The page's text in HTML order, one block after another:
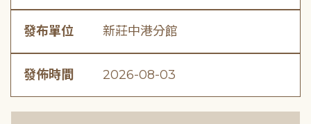
發布單位 新莊中港分館
發佈時間 2026-08-03